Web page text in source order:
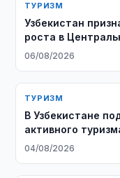
ТУРИЗМ
Узбекистан
роста в
06/08/2026
ТУРИЗМ
В Узбекистане
активного
04/08/2026